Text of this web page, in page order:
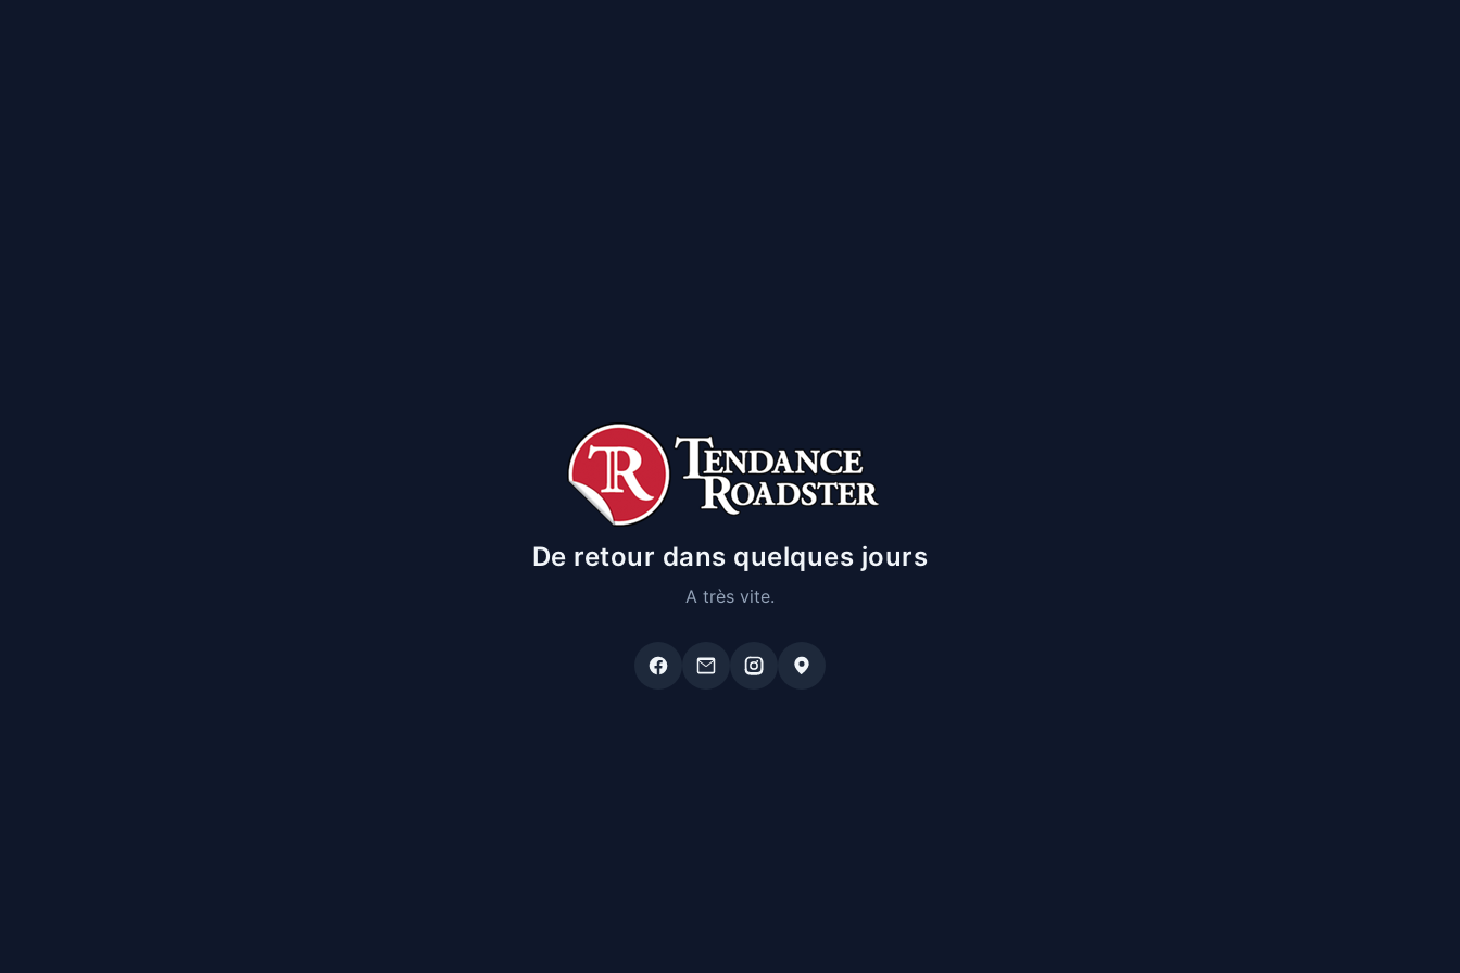
De retour dans quelques jours
A très vite.